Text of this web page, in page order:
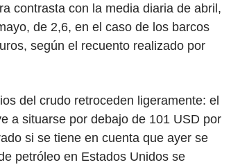
contrasta con la media diaria de abril,
de 2,6, en el caso de los barcos
según el recuento realizado por
del crudo retroceden ligeramente: el
a situarse por debajo de 101 USD por
si se tiene en cuenta que ayer se
petróleo en Estados Unidos se